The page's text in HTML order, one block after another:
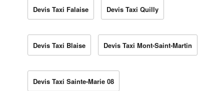
Devis Taxi Falaise Devis Taxi Quilly
Devis Taxi Blaise Devis Taxi Mont-Saint-Martin
Devis Taxi Sainte-Marie 08